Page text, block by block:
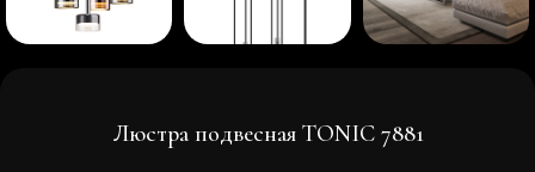
Люстра подвеcная TONIC 7881